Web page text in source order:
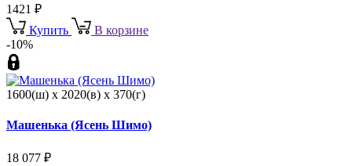
1421 ₽
Купить
В корзине
-10%
1600(ш) x 2020(в) x 370(г)
Машенька (Ясень Шимо)
18 077 ₽